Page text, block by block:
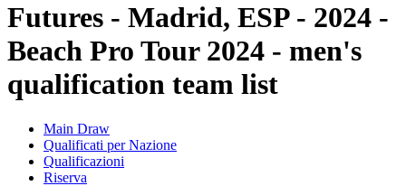
Futures - Madrid, ESP - 2024 -
Beach Pro Tour 2024 - men's
qualification team list
Main Draw
Qualificati per Nazione
Qualificazioni
Riserva